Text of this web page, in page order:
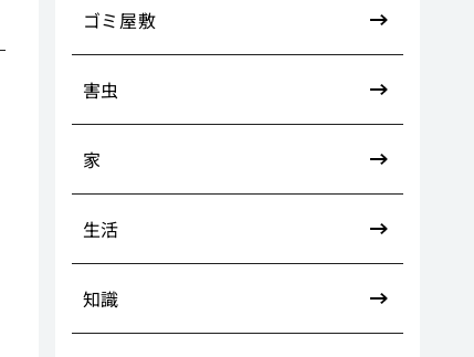
ゴミ屋敷
害虫
家
生活
知識